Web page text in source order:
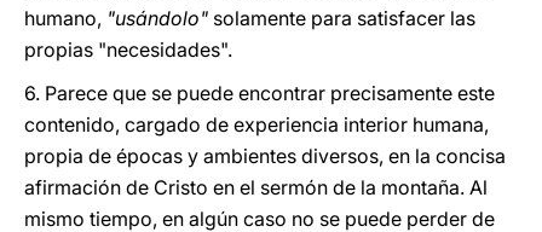
humano, "usándolo" solamente para satisfacer las
propias "necesidades".
6. Parece que se puede encontrar precisamente este
contenido, cargado de experiencia interior humana,
propia de épocas y ambientes diversos, en la concisa
afirmación de Cristo en el sermón de la montaña. Al
mismo tiempo, en algún caso no se puede perder de